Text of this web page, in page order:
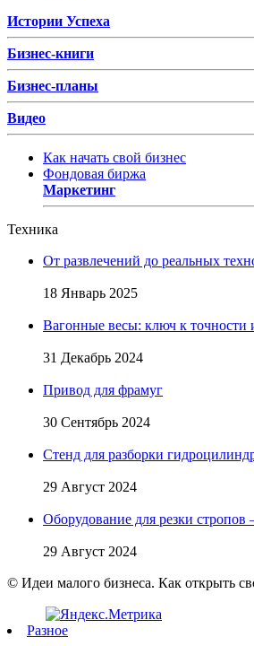
Истории Успеха
Бизнес-книги
Бизнес-планы
Видео
Как начать свой бизнес
Фондовая биржа
Маркетинг
Техника
От развлечений до реальных
18 Январь 2025
Вагонные весы: ключ к точности
31 Декабрь 2024
Привод для фрамуг
30 Сентябрь 2024
Стенд для разборки
29 Август 2024
Оборудование для резки
29 Август 2024
© Идеи малого бизнеса. Как открыть
Разное